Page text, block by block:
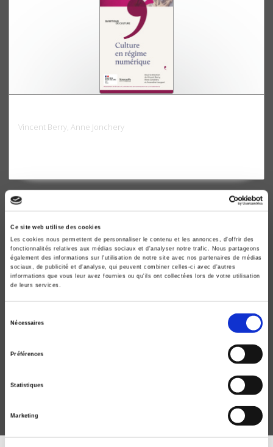
Ce site web utilise des cookies
Les cookies nous permettent de personnaliser le contenu et les annonces, d'offrir des
fonctionnalités relatives aux médias sociaux et d'analyser notre trafic. Nous partageons
également des informations sur l'utilisation de notre site avec nos partenaires de médias
sociaux, de publicité et d'analyse, qui peuvent combiner celles-ci avec d'autres
informations que vous leur avez fournies ou qu'ils ont collectées lors de votre utilisation
de leurs services.
Nécessaires
Préférences
Statistiques
Marketing
Vincent Berry, Anne Jonchery
new
Pratiques culturelles juvéniles et régulations familiales :